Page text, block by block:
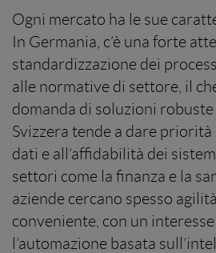
Ogni mercato ha le sue
In Germania, c’è una forte
standardizzazione dei
alle normative di settore, il
domanda di soluzioni
Svizzera tende a dare
dati e all’affidabilità dei
settori come la finanza e la
aziende cercano spesso
conveniente, con un
l’automazione basata